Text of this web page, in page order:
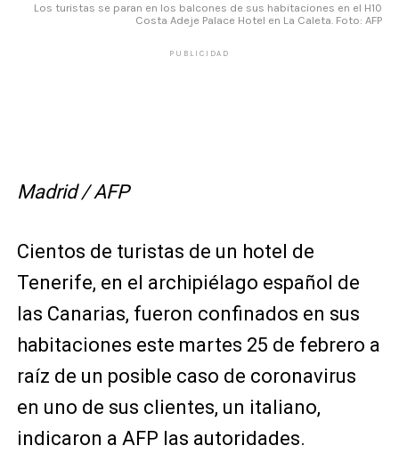
Los turistas se paran en los balcones de sus habitaciones en el H10
Costa Adeje Palace Hotel en La Caleta. Foto: AFP
PUBLICIDAD
Madrid / AFP
Cientos de turistas de un hotel de
Tenerife, en el archipiélago español de
las Canarias, fueron confinados en sus
habitaciones este martes 25 de febrero a
raíz de un posible caso de coronavirus
en uno de sus clientes, un italiano,
indicaron a AFP las autoridades.